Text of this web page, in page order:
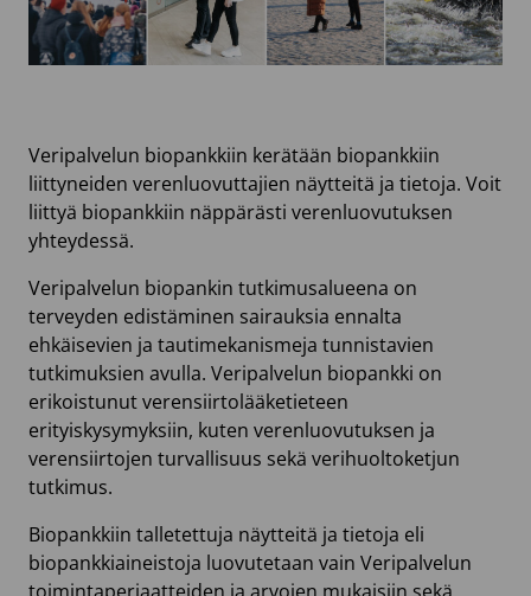
Veripalvelun biopankkiin kerätään biopankkiin
liittyneiden verenluovuttajien näytteitä ja tietoja. Voit
liittyä biopankkiin näppärästi verenluovutuksen
yhteydessä.
Veripalvelun biopankin tutkimusalueena on
terveyden edistäminen sairauksia ennalta
ehkäisevien ja tautimekanismeja tunnistavien
tutkimuksien avulla. Veripalvelun biopankki on
erikoistunut verensiirtolääketieteen
erityiskysymyksiin, kuten verenluovutuksen ja
verensiirtojen turvallisuus sekä verihuoltoketjun
tutkimus.
Biopankkiin talletettuja näytteitä ja tietoja eli
biopankkiaineistoja luovutetaan vain Veripalvelun